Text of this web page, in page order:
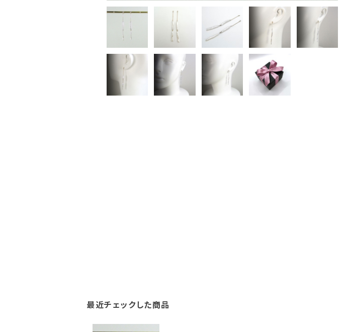
最近チェックした商品